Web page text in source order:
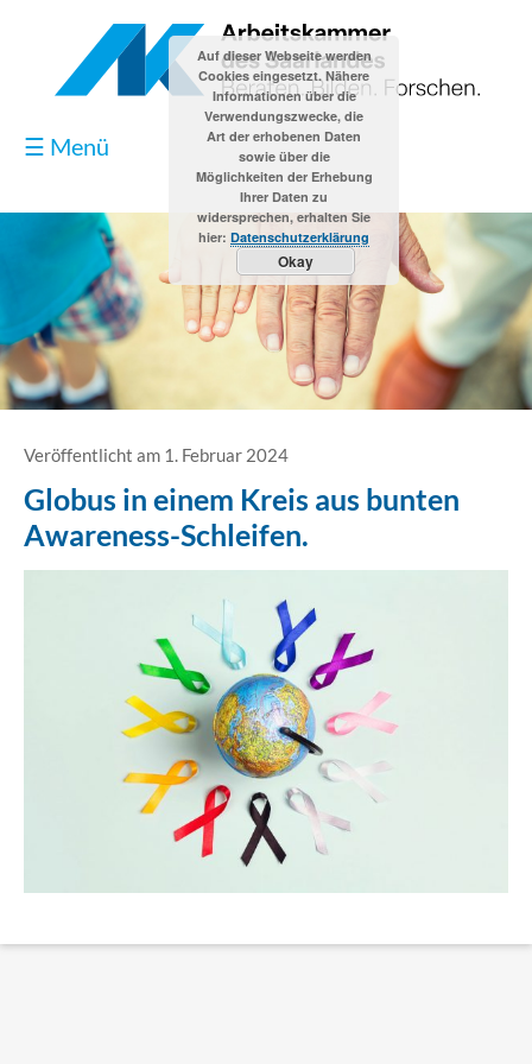
☰ Menü
Blog
Kontakt
Datenschutzerklärung
Veröffentlicht am 1. Februar 2024
Globus in einem Kreis aus bunten
Awareness-Schleifen.
Auf dieser Webseite werden
Cookies eingesetzt. Nähere
Informationen über die
Verwendungszwecke, die
Art der erhobenen Daten
sowie über die
Möglichkeiten der Erhebung
Ihrer Daten zu
widersprechen, erhalten Sie
hier: Datenschutzerklärung
Okay